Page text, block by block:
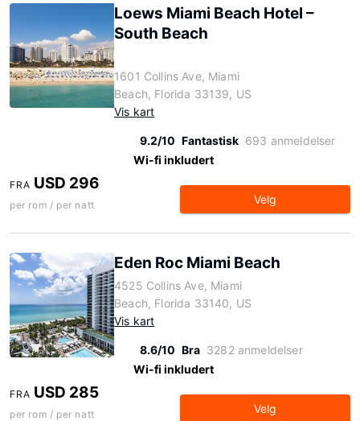
Loews Miami Beach Hotel –
South Beach
1601 Collins Ave, Miami
Beach, Florida 33139, US
Vis kart
9.2/10 Fantastisk 693 anmeldelser
Wi-fi inkludert
FRA USD 296
per rom / per natt Velg
Eden Roc Miami Beach
4525 Collins Ave, Miami
Beach, Florida 33140, US
Vis kart
8.6/10 Bra 3282 anmeldelser
Wi-fi inkludert
FRA USD 285
per rom / per natt Velg